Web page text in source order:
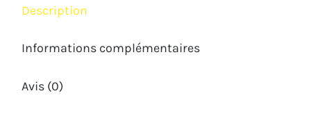
2022
2025
Description
Informations complémentaires
Avis (0)